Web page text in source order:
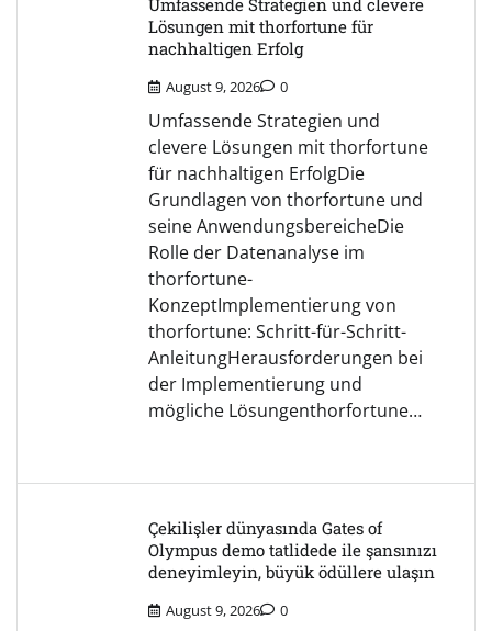
Lösungen mit thorfortune für
nachhaltigen Erfolg
August 9, 2026 0
Umfassende Strategien und
clevere Lösungen mit thorfortune
für nachhaltigen ErfolgDie
Grundlagen von thorfortune und
seine AnwendungsbereicheDie
Rolle der Datenanalyse im
thorfortune-
KonzeptImplementierung von
thorfortune: Schritt-für-Schritt-
AnleitungHerausforderungen bei
der Implementierung und
mögliche Lösungenthorfortune…
Çekilişler dünyasında Gates of
Olympus demo tatlidede ile şansınızı
deneyimleyin, büyük ödüllere ulaşın
August 9, 2026 0